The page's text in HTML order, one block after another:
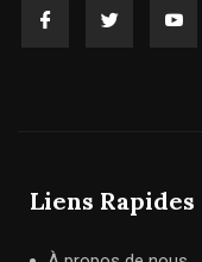
Liens Rapides